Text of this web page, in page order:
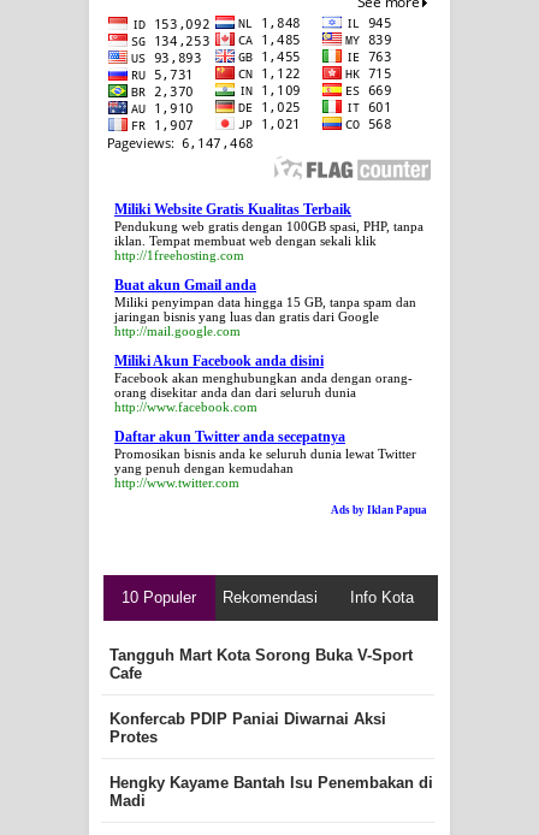
Miliki Website Gratis Kualitas Terbaik
Pendukung web gratis dengan 100GB spasi, PHP, tanpa
iklan. Tempat membuat web dengan sekali klik
http://1freehosting.com
Buat akun Gmail anda
Miliki penyimpan data hingga 15 GB, tanpa spam dan
jaringan bisnis yang luas dan gratis dari Google
http://mail.google.com
Miliki Akun Facebook anda disini
Facebook akan menghubungkan anda dengan orang-
orang disekitar anda dan dari seluruh dunia
http://www.facebook.com
Daftar akun Twitter anda secepatnya
Promosikan bisnis anda ke seluruh dunia lewat Twitter
yang penuh dengan kemudahan
http://www.twitter.com
Ads by Iklan Papua
10 Populer Rekomendasi Info Kota
Tangguh Mart Kota Sorong Buka V-Sport
Cafe
Konfercab PDIP Paniai Diwarnai Aksi
Protes
Hengky Kayame Bantah Isu Penembakan di
Madi